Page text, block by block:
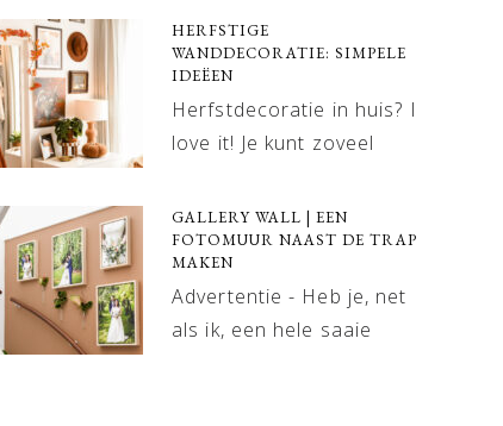
HERFSTIGE
WANDDECORATIE: SIMPELE
IDEËEN
Herfstdecoratie in huis? I
love it! Je kunt zoveel
GALLERY WALL | EEN
FOTOMUUR NAAST DE TRAP
MAKEN
Advertentie - Heb je, net
als ik, een hele saaie